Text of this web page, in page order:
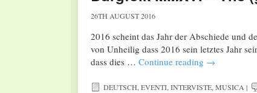
26TH AUGUST 2016
2016 scheint das Jahr der Abschiede und
von Unheilig dass 2016 sein letztes Jahr
dass dies … Continue reading →
DEUTSCH,EVENTI,INTERVISTE,MUSICA |